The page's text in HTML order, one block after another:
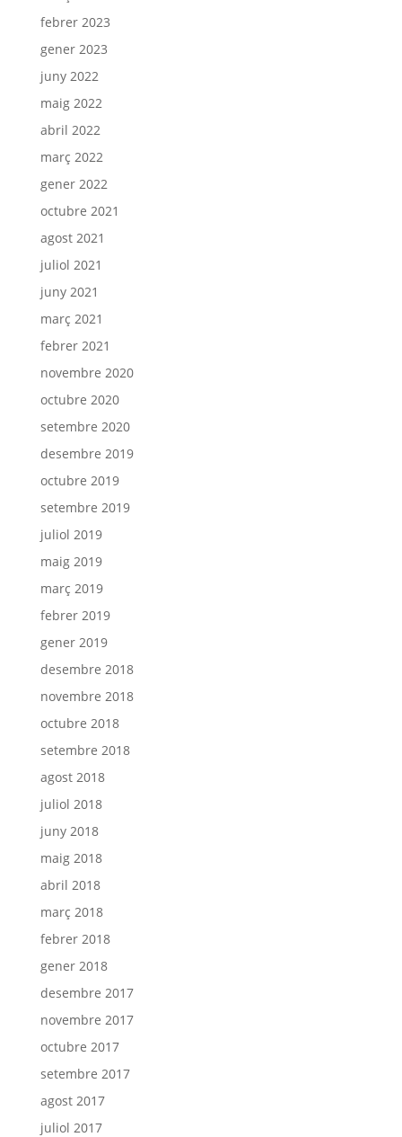
febrer 2023
gener 2023
juny 2022
maig 2022
abril 2022
març 2022
gener 2022
octubre 2021
agost 2021
juliol 2021
juny 2021
març 2021
febrer 2021
novembre 2020
octubre 2020
setembre 2020
desembre 2019
octubre 2019
setembre 2019
juliol 2019
maig 2019
març 2019
febrer 2019
gener 2019
desembre 2018
novembre 2018
octubre 2018
setembre 2018
agost 2018
juliol 2018
juny 2018
maig 2018
abril 2018
març 2018
febrer 2018
gener 2018
desembre 2017
novembre 2017
octubre 2017
setembre 2017
agost 2017
juliol 2017